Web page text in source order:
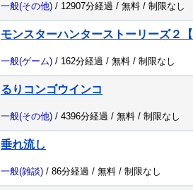
一般(その他) / 12907分経過 / 無料 / 制限なし
モンスターハンターストーリーズ２
一般(ゲーム) / 162分経過 / 無料 / 制限なし
るりコンゴウインコ
一般(その他) / 4396分経過 / 無料 / 制限なし
垂れ流し
一般(雑談) / 86分経過 / 無料 / 制限なし